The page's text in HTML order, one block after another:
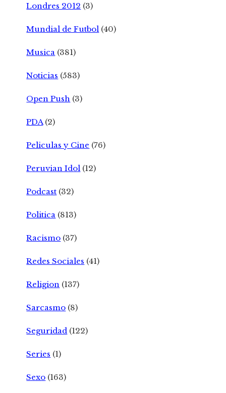
Londres 2012 (3)
Mundial de Futbol (40)
Musica (381)
Noticias (583)
Open Push (3)
PDA(2)
Peliculas y Cine (76)
Peruvian Idol (12)
Podcast (32)
Politica (813)
Racismo (37)
Redes Sociales (41)
Religion (137)
Sarcasmo (8)
Seguridad (122)
Series (1)
Sexo (163)